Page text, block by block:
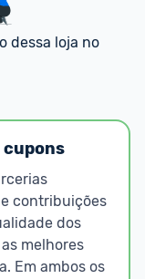
dessa loja no
cupons
contribuições
dos
melhores
Em ambos os